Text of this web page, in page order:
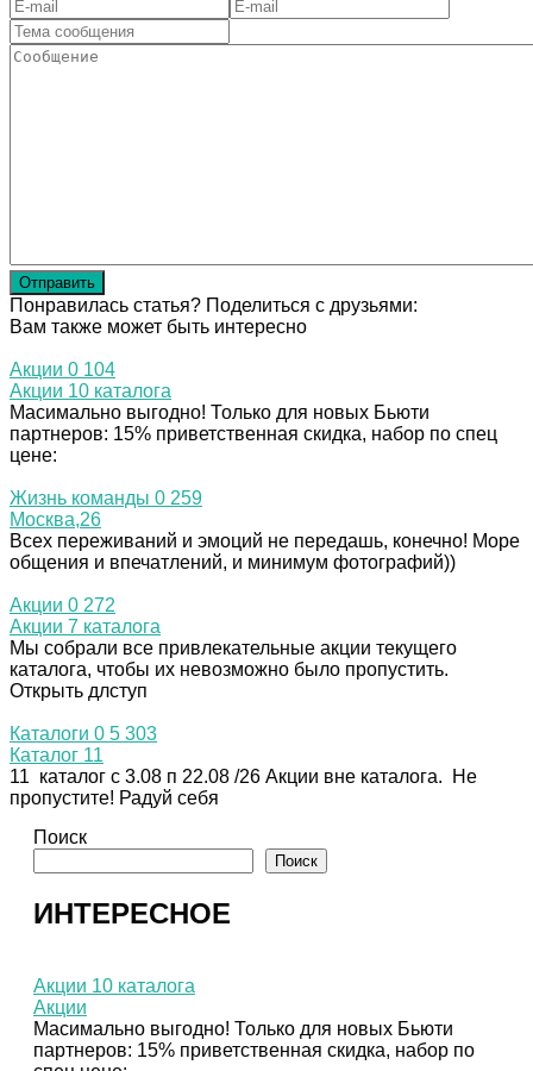
Отправить
Понравилась статья? Поделиться с друзьями:
Вам также может быть интересно
Акции 0 104
Акции 10 каталога
Масимально выгодно! Только для новых Бьюти
партнеров: 15% приветственная скидка, набор по спец
цене:
Жизнь команды 0 259
Москва,26
Всех переживаний и эмоций не передашь, конечно! Море
общения и впечатлений, и минимум фотографий))
Акции 0 272
Акции 7 каталога
Мы собрали все привлекательные акции текущего
каталога, чтобы их невозможно было пропустить.
Открыть длступ
Каталоги 0 5 303
Каталог 11
11 каталог с 3.08 п 22.08 /26 Акции вне каталога. Не
пропустите! Радуй себя
Поиск
Поиск
ИНТЕРЕСНОЕ
Акции 10 каталога
Акции
Масимально выгодно! Только для новых Бьюти
партнеров: 15% приветственная скидка, набор по